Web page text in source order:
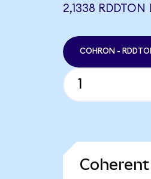
2,1338 RDDTON
COHRON -